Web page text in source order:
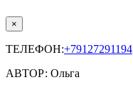
×
ТЕЛЕФОН:+79127291194
АВТОР: Ольга